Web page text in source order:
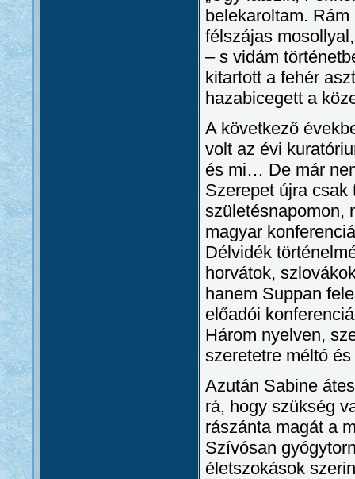
belekaroltam.
félszájas
– s vidám
kitartott a fehér
hazabicegett a
A következő
volt az évi
és mi… De már
Szerepet újra csak
születésnapomon,
magyar
Délvidék
horvátok,
hanem Suppan
előadói
Három nyelven,
szeretetre méltó
Azután Sabine
rá, hogy szükség
rászánta magát a
Szívósan
életszokások